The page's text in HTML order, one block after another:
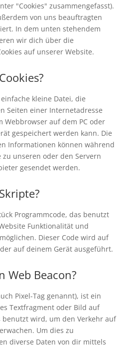
"Cookies" zusammengefasst).
von uns beauftragten
In dem unten stehendem
wir dich über die
auf unserer Website.
kleine Datei, die
Seiten einer Internetadresse
Webbrowser auf dem PC oder
gespeichert werden kann. Die
Informationen können während
zu unseren oder den Servern
gesendet werden.
Programmcode, das benutzt
Funktionalität und
Dieser Code wird auf
auf deinem Gerät ausgeführt.
Web Beacon?
Pixel-Tag genannt), ist ein
Textfragment oder Bild auf
benutzt wird, um den Verkehr auf
Um dies zu
diverse Daten von dir mittels